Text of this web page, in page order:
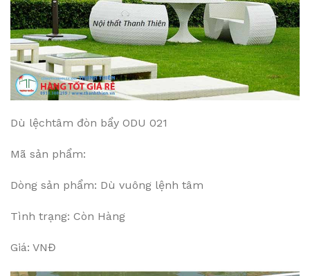
Dù lệchtâm đòn bẩy ODU 021
Mã sản phẩm:
Dòng sản phẩm: Dù vuông lệnh tâm
Tình trạng: Còn Hàng
Giá: VNĐ